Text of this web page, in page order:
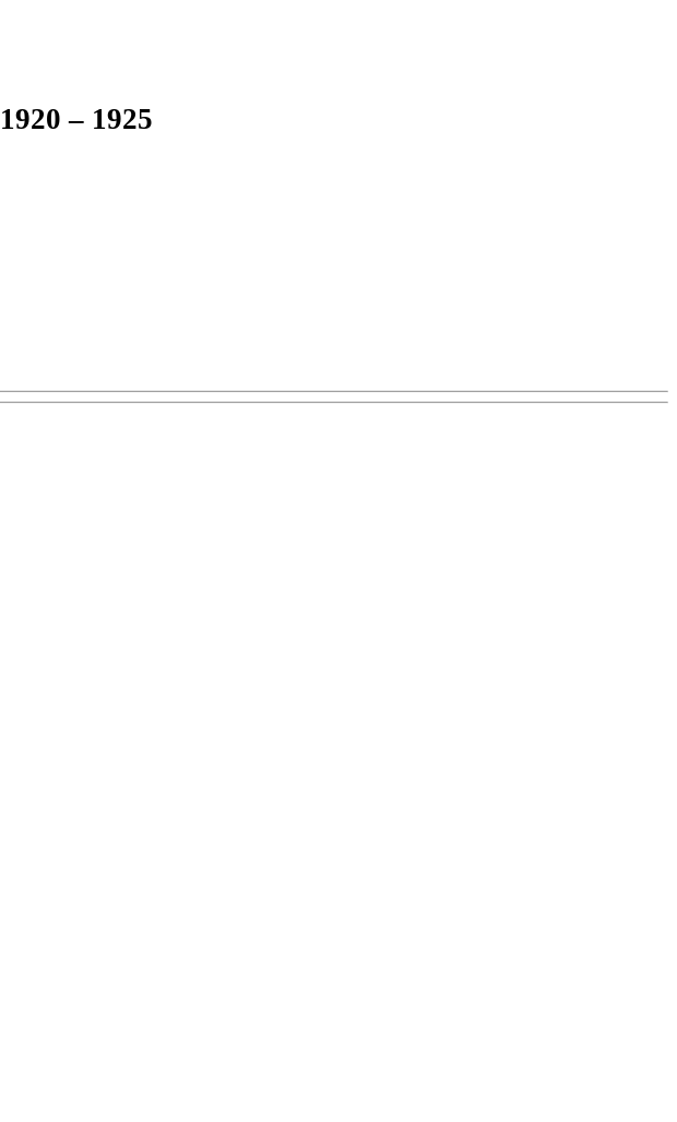
1920 – 1925